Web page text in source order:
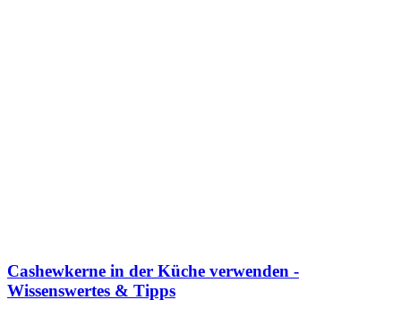
Cashewkerne in der Küche verwenden -
Wissenswertes & Tipps